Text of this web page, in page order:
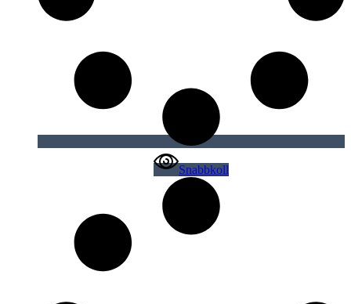
Snabbkoll